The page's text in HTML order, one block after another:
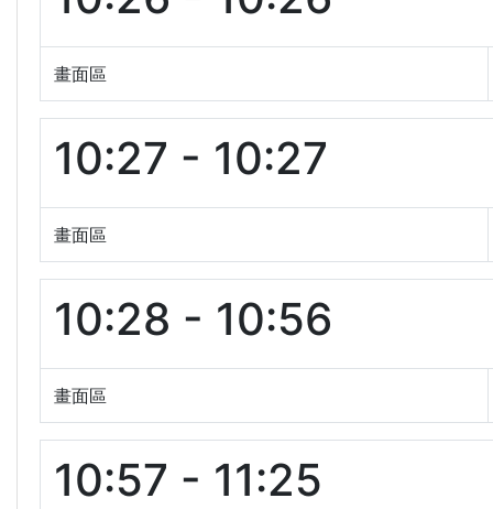
畫面區
10:27 - 10:27
畫面區
10:28 - 10:56
畫面區
10:57 - 11:25